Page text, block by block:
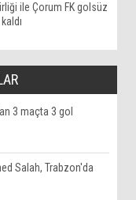
ile Çorum FK golsüz
3 maçta 3 gol
Salah, Trabzon'da